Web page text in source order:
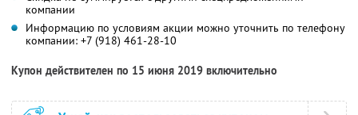
компании
Информацию по условиям акции можно уточнить по телефону
компании: +7 (918) 461-28-10
Купон действителен по 15 июня 2019 включительно